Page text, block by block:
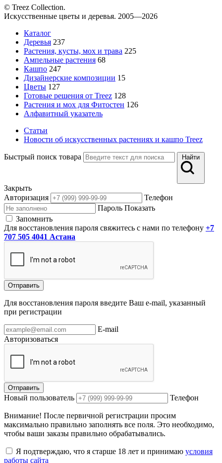
© Treez Collection.
Искусственные цветы и деревья. 2005—2026
Каталог
Деревья 237
Растения, кусты, мох и трава 225
Ампельные растения 68
Кашпо 247
Дизайнерские композиции 15
Цветы 127
Готовые решения от Treez 128
Растения и мох для Фитостен 126
Алфавитный указатель
Статьи
Новости об искусственных растениях и кашпо Treez
Быстрый поиск товара Найти
Закрыть
Авторизация
Телефон
Пароль Показать
Запомнить
Для восстановления пароля свяжитесь с нами по телефону +7
707 505 4041 Астана
Отправить
Для восстановления пароля введите Ваш e-mail, указанный
при регистрации
E-mail
Авторизоваться
Отправить
Новый пользователь Телефон
Внимание! После первичной регистрации просим
максимально правильно заполнять все поля. Это необходимо,
чтобы ваши заказы правильно обрабатывались.
Я подтверждаю, что я старше 18 лет и принимаю условия
работы сайта